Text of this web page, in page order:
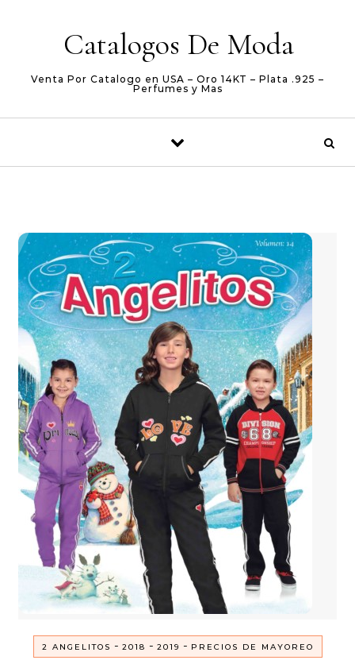
Catalogos De Moda
Venta Por Catalogo en USA – Oro 14KT – Plata .925 –
Perfumes y Mas
2 ANGELITOS - 2018 - 2019 - PRECIOS DE MAYOREO